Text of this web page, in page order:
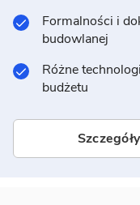
Formalności i
budowlanej
Różne
budżetu